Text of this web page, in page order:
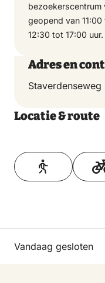
geopend van
12:30 tot 17:00 uur.
Adres en
Locatie & route
Vandaag gesloten